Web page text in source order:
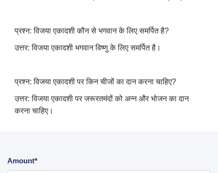
प्रश्न: विजया एकादशी कौन से भगवान के लिए समर्पित है?
उत्तर: विजया एकादशी भगवान विष्णु के लिए समर्पित है।
प्रश्न: विजया एकादशी पर किन चीजों का दान करना चाहिए?
उत्तर: विजया एकादशी पर जरूरतमंदों को अन्न और भोजन का दान
करना चाहिए।
Amount*